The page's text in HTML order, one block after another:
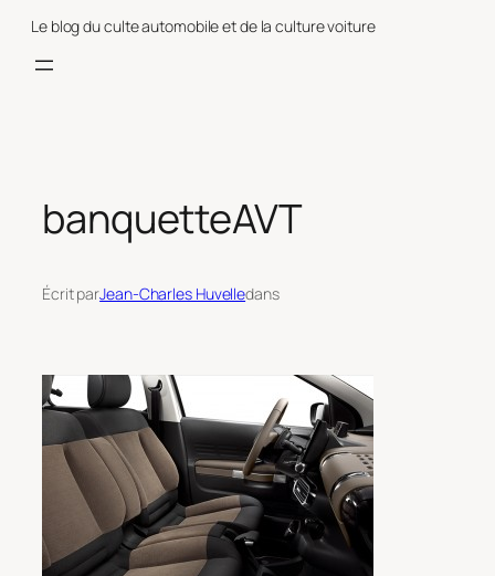
Le blog du culte automobile et de la culture voiture
banquetteAVT
Écrit parJean-Charles Huvelledans